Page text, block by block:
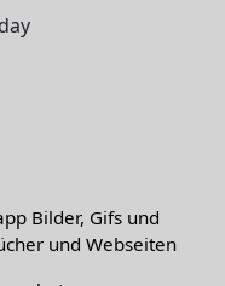
Bilder, Gifs und
und Webseiten